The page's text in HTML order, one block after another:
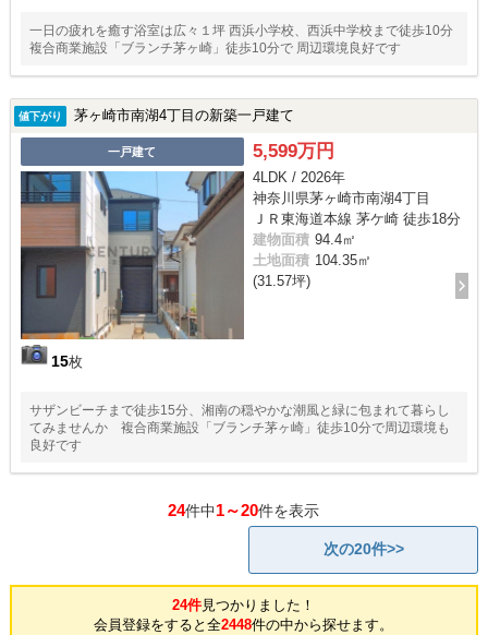
一日の疲れを癒す浴室は広々１坪 西浜小学校、西浜中学校まで徒歩10分
複合商業施設「ブランチ茅ヶ崎」徒歩10分で 周辺環境良好です
値下がり 茅ヶ崎市南湖4丁目の新築一戸建て
一戸建て
15枚
5,599万円
4LDK / 2026年
神奈川県茅ヶ崎市南湖4丁目
ＪＲ東海道本線 茅ケ崎 徒歩18分
建物面積 94.4㎡
土地面積 104.35㎡
(31.57坪)
サザンビーチまで徒歩15分、湘南の穏やかな潮風と緑に包まれて暮らし
てみませんか 複合商業施設「ブランチ茅ヶ崎」徒歩10分で周辺環境も
良好です
24件中1～20件を表示
次の20件>>
24件見つかりました！
会員登録をすると全2448件の中から探せます。